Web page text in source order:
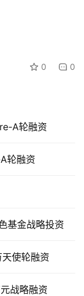
0 0
A轮融资
轮融资
基金战略投资
使轮融资
战略融资